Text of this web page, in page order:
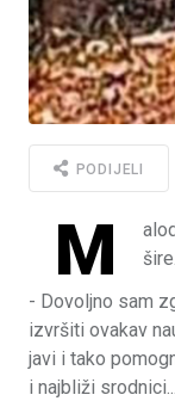
PODIJELI
M
- Dovoljno sam
izvršiti ovakav
javi i tako
i najbliži